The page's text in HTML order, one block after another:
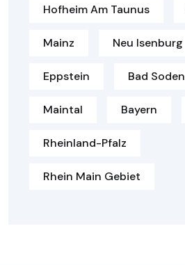
Hofheim Am Taunus
Mainz Neu Isenburg
Eppstein Bad Soden
Maintal Bayern
Rheinland-Pfalz
Rhein Main Gebiet